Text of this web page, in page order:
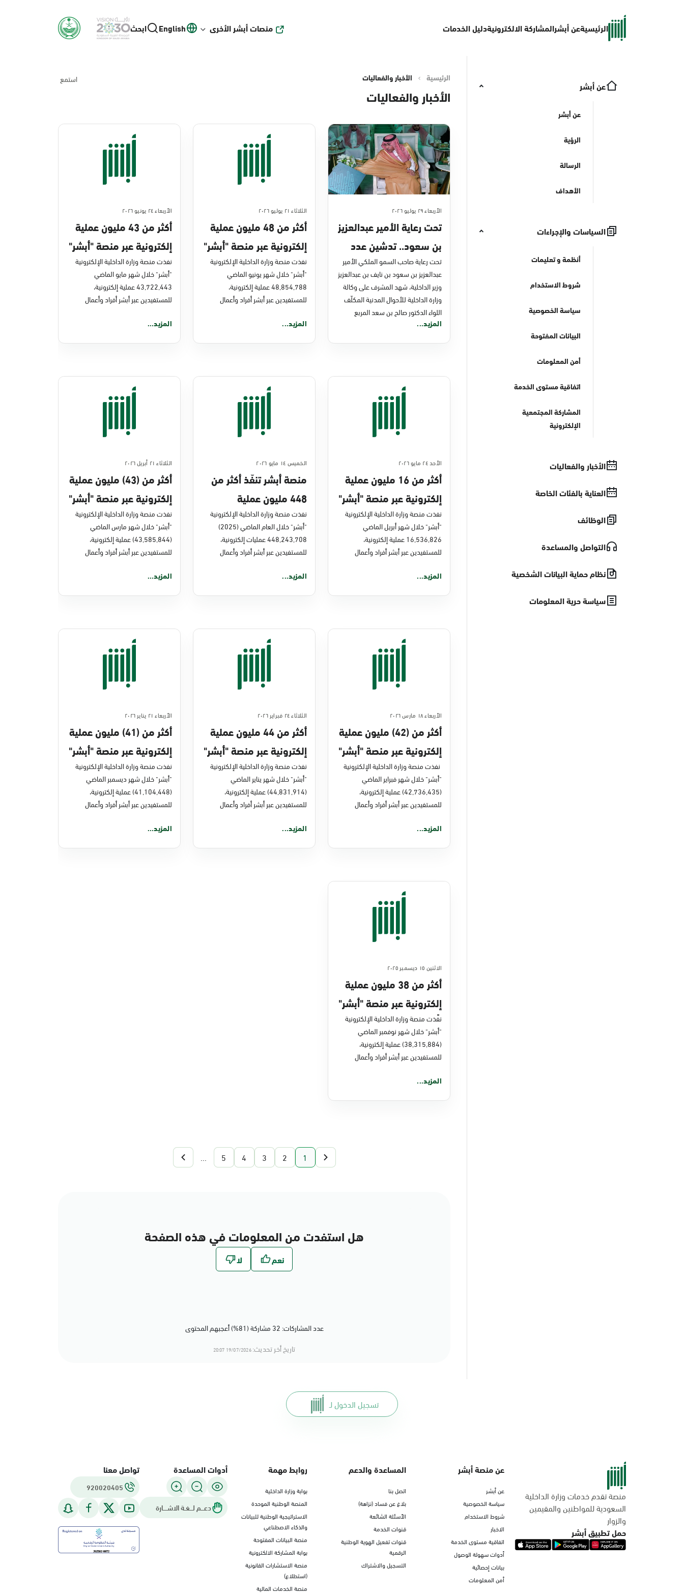
الرئيسيةعن أبشرالمشاركة الالكترونيةدليل الخدمات منصات أبشر الأخرى English ابحث
عن أبشر
عن أبشر
الرؤية
الرسالة
الأهداف
السياسات والإجراءات
أنظمة و تعليمات
شروط الاستخدام
سياسة الخصوصية
البيانات المفتوحة
أمن المعلومات
اتفاقية مستوى الخدمة
المشاركة المجتمعية
الإلكترونية
الأخبار والفعاليات
العناية بالفئات الخاصة
الوظائف
التواصل والمساعدة
نظام حماية البيانات الشخصية
سياسة حرية المعلومات
الرئيسية الأخبار والفعاليات استمع
الأخبار والفعاليات
الأربعاء ٢٩ يوليو ٢٠٢٦
تحت رعاية الأمير عبدالعزيز
بن سعود.. تدشين عدد
من مشاريع التحول
الرقمي والخدمات
الإلكترونية للأحوال
المدنية
تحت رعاية صاحب السمو الملكي الأمير
عبدالعزيز بن سعود بن نايف بن عبدالعزيز
وزير الداخلية، شهد المشرف على وكالة
وزارة الداخلية للأحوال المدنية المكلّف
اللواء الدكتور صالح بن سعد المربع
المزيد...
الثلاثاء ٢١ يوليو ٢٠٢٦
أكثر من 48 مليون عملية
إلكترونية عبر منصة "أبشر"
في يونيو 2026م
نفذت منصة وزارة الداخلية الإلكترونية
"أبشر" خلال شهر يونيو الماضي
48,854,788 عملية إلكترونية،
للمستفيدين عبر أبشر أفراد وأعمال
المزيد...
الأربعاء ٢٤ يونيو ٢٠٢٦
أكثر من 43 مليون عملية
إلكترونية عبر منصة "أبشر"
في مايو 2026م
نفذت منصة وزارة الداخلية الإلكترونية
"أبشر" خلال شهر مايو الماضي
43,722,443 عملية إلكترونية،
للمستفيدين عبر أبشر أفراد وأعمال
المزيد...
الأحد ٢٤ مايو ٢٠٢٦
أكثر من 16 مليون عملية
إلكترونية عبر منصة "أبشر"
في أبريل 2026م
نفذت منصة وزارة الداخلية الإلكترونية
"أبشر" خلال شهر أبريل الماضي
16,536,826 عملية إلكترونية،
للمستفيدين عبر أبشر أفراد وأعمال
المزيد...
الخميس ١٤ مايو ٢٠٢٦
منصة أبشر تنفّذ أكثر من
448 مليون عملية
إلكترونية في 2025م
نفذت منصة وزارة الداخلية الإلكترونية
"أبشر" خلال العام الماضي (2025)
448,243,708 عمليات إلكترونية،
للمستفيدين عبر أبشر أفراد وأعمال
المزيد...
الثلاثاء ٢١ أبريل ٢٠٢٦
أكثر من (43) مليون عملية
إلكترونية عبر منصة "أبشر"
في مارس 2026م
نفذت منصة وزارة الداخلية الإلكترونية
"أبشر" خلال شهر مارس الماضي
(43,585,844) عملية إلكترونية،
للمستفيدين عبر أبشر أفراد وأعمال
المزيد...
الأربعاء ١٨ مارس ٢٠٢٦
أكثر من (42) مليون عملية
إلكترونية عبر منصة "أبشر"
في فبراير 2026م
نفذت منصة وزارة الداخلية الإلكترونية
"أبشر" خلال شهر فبراير الماضي
(42,736,435) عملية إلكترونية،
للمستفيدين عبر أبشر أفراد وأعمال
المزيد...
الثلاثاء ٢٤ فبراير ٢٠٢٦
أكثر من 44 مليون عملية
إلكترونية عبر منصة "أبشر"
في يناير 2026
نفذت منصة وزارة الداخلية الإلكترونية
"أبشر" خلال شهر يناير الماضي
(44,831,914) عملية إلكترونية،
للمستفيدين عبر أبشر أفراد وأعمال
المزيد...
الأربعاء ٢١ يناير ٢٠٢٦
أكثر من (41) مليون عملية
إلكترونية عبر منصة "أبشر"
في ديسمبر 2025م
نفذت منصة وزارة الداخلية الإلكترونية
"أبشر" خلال شهر ديسمبر الماضي
(41,104,448) عملية إلكترونية،
للمستفيدين عبر أبشر أفراد وأعمال
المزيد...
الاثنين ١٥ ديسمبر ٢٠٢٥
أكثر من 38 مليون عملية
إلكترونية عبر منصة "أبشر"
في نوفمبر 2025
نفَّذت منصة وزارة الداخلية الإلكترونية
"أبشر" خلال شهر نوفمبر الماضي
(38,315,884) عملية إلكترونية،
للمستفيدين عبر أبشر أفراد وأعمال
المزيد...
1
2
3
4
5
...
هل استفدت من المعلومات في هذه الصفحة
عدد المشاركات: 32 مشاركة (81%) أعجبهم المحتوى
تاريخ أخر تحديث:19/07/2026 20:07
تسجيل الدخول لـ
منصة تقدم خدمات وزارة الداخلية
السعودية للمواطنين والمقيمين
والزوار
حمل تطبيق أبشر
عن منصة أبشر
عن أبشر
سياسة الخصوصية
شروط الاستخدام
الاخبار
اتفاقية مستوى الخدمة
أدوات سهولة الوصول
بيانات إحصائية
أمن المعلومات
المساعدة والدعم
اتصل بنا
بلاغ عن فساد (نزاهة)
الأسئلة الشائعة
قنوات الخدمة
قنوات تفعيل الهوية الوطنية
الرقمية
التسجيل والاشتراك
روابط مهمة
بوابة وزارة الداخلية
المنصة الوطنية الموحدة
الاستراتيجية الوطنية للبيانات
والذكاء الاصطناعي
منصة البيانات المفتوحة
بوابة المشاركة الالكترونية
منصة الاستشارات القانونية
(استطلاع)
منصة الخدمات المالية
أدوات المساعدة
دعـــم لـــغـة الاشــــارة
تواصل معنا
920020405